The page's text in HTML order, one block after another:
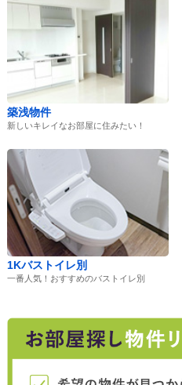
築浅物件
新しいキレイなお部屋に住みたい！
1Kバストイレ別
一番人気！おすすめのバストイレ別